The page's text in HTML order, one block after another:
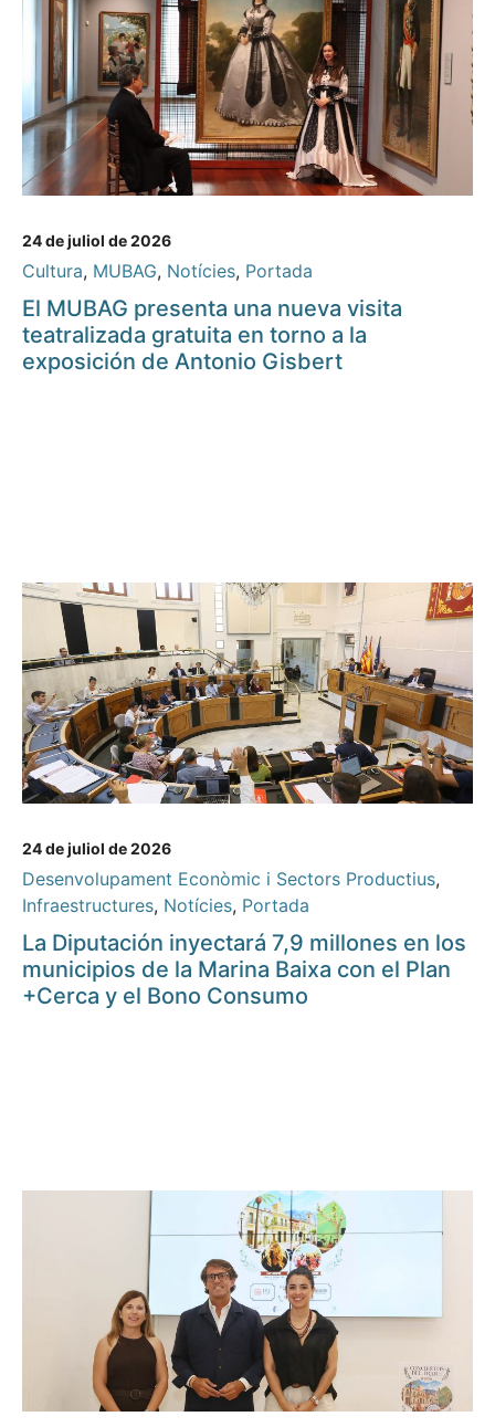
24 de juliol de 2026
Cultura, MUBAG, Notícies, Portada
El MUBAG presenta una nueva visita
teatralizada gratuita en torno a la
exposición de Antonio Gisbert
24 de juliol de 2026
Desenvolupament Econòmic i Sectors Productius,
Infraestructures, Notícies, Portada
La Diputación inyectará 7,9 millones en los
municipios de la Marina Baixa con el Plan
+Cerca y el Bono Consumo